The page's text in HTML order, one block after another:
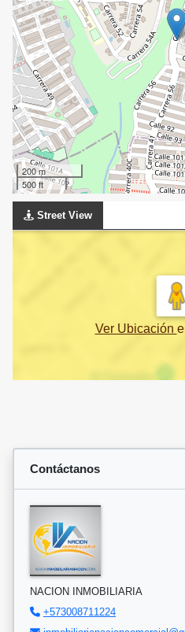
200 m
500 ft
Street View
Ver Ubicación
Contáctanos
NACION INMOBILIARIA
+573008711224